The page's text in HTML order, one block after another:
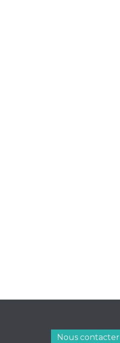
Nous contacter